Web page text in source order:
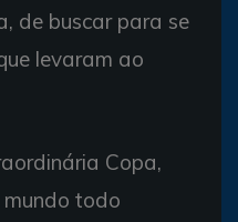
de buscar para se
levaram ao
Copa,
todo